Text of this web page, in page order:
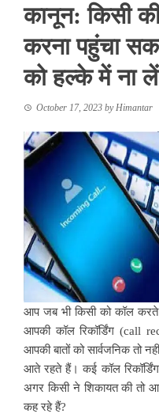
कानून: किसी की
करना पहुंचा
को हल्के में ना
October 17, 2023 byHimantar
आप जब भी किसी को कॉल करते
आपकी कॉल रिकॉर्डिंग (call
आपकी बातों को सार्वजनिक तो
आते रहते हैं। कई कॉल
अगर किसी ने शिकायत की तो
कह रहे हैं?